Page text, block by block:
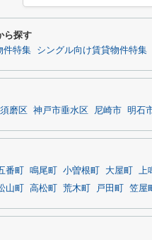
ら探す
件特集 シングル向け賃貸物件特集
磨区 神戸市垂水区 尼崎市 明石
番町 鳴尾町 小曽根町 大屋町
上
山町 高松町 荒木町 戸田町 笠屋